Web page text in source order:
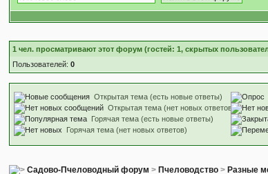
1 чел. просматривают этот форум (гостей: 1, скрытых
Пользователей:0
Открытая тема (есть новые ответы)
Открытая тема (нет новых ответов)
Горячая тема (есть новые ответы)
Горячая тема (нет новых ответов)
Садово-Пчеловодный форум > Пчеловодство > Разные